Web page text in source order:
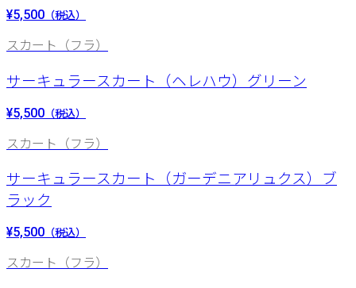
¥5,500 （税込）
スカート（フラ）
サーキュラースカート（ヘレハウ）グリーン
¥5,500 （税込）
スカート（フラ）
サーキュラースカート（ガーデニアリュクス）ブ
ラック
¥5,500 （税込）
スカート（フラ）